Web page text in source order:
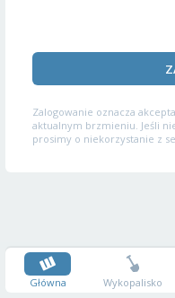
Zalogowanie oznacza
aktualnym brzmieniu. Jeśli
prosimy o niekorzystanie z
Główna Wykopalisko